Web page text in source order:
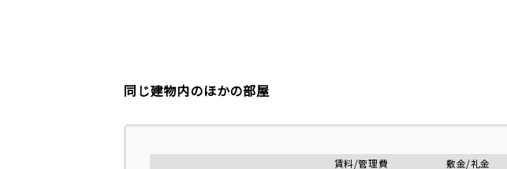
同じ建物内のほかの部屋
賃料/管理費 敷金/礼金